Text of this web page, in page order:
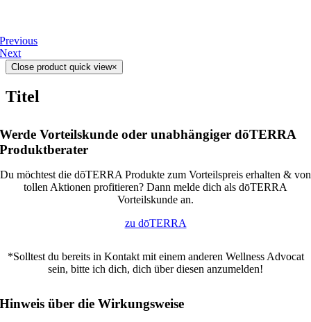
Previous
Next
Close product quick view×
Titel
Werde Vorteilskunde oder unabhängiger dōTERRA
Produktberater
Du möchtest die dōTERRA Produkte zum Vorteilspreis erhalten & von
tollen Aktionen profitieren? Dann melde dich als dōTERRA
Vorteilskunde an.
zu dōTERRA
*Solltest du bereits in Kontakt mit einem anderen Wellness Advocat
sein, bitte ich dich, dich über diesen anzumelden!
Hinweis über die Wirkungsweise